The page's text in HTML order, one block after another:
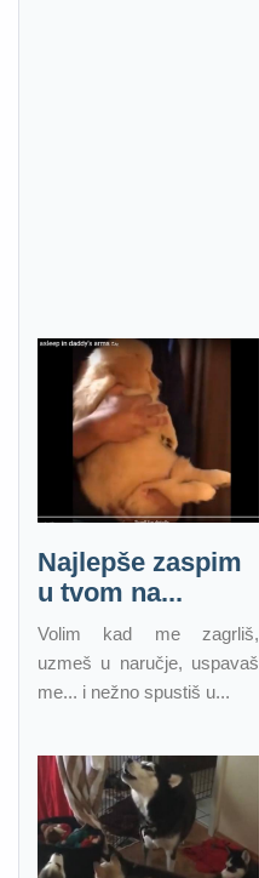
Najlepše zaspim
u tvom na...
Volim kad me zagrliš,
uzmeš u naručje, uspavaš
me... i nežno spustiš u...